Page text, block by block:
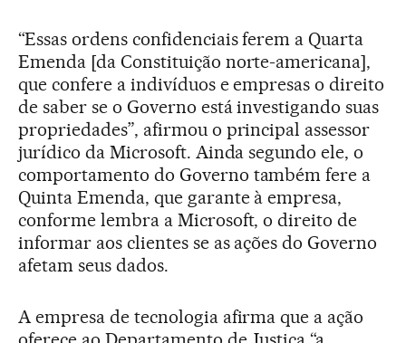
“Essas ordens confidenciais ferem a Quarta
Emenda [da Constituição norte-americana],
que confere a indivíduos e empresas o direito
de saber se o Governo está investigando suas
propriedades”, afirmou o principal assessor
jurídico da Microsoft. Ainda segundo ele, o
comportamento do Governo também fere a
Quinta Emenda, que garante à empresa,
conforme lembra a Microsoft, o direito de
informar aos clientes se as ações do Governo
afetam seus dados.
A empresa de tecnologia afirma que a ação